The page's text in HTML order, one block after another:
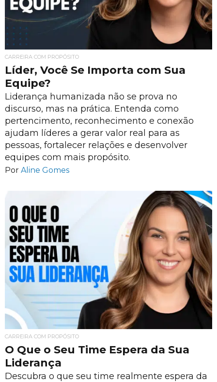
CARREIRA COM PROPÓSITO
Líder, Você Se Importa com Sua
Equipe?
Liderança humanizada não se prova no
discurso, mas na prática. Entenda como
pertencimento, reconhecimento e conexão
ajudam líderes a gerar valor real para as
pessoas, fortalecer relações e desenvolver
equipes com mais propósito.
Por Aline Gomes
CARREIRA COM PROPÓSITO
O Que o Seu Time Espera da Sua
Liderança
Descubra o que seu time realmente espera da